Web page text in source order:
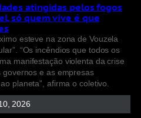
atingidas pelos fogos
só quem vive é que
esteve na zona de Vouzela
“Os incêndios que todos os
manifestação violenta da crise
e as empresas
planeta”, afirma o coletivo.
2026